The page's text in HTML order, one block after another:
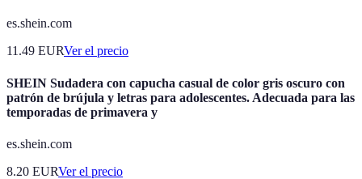
es.shein.com
11.49 EURVer el precio
SHEIN Sudadera con capucha casual de color gris oscuro con
patrón de brújula y letras para adolescentes. Adecuada para las
temporadas de primavera y
es.shein.com
8.20 EURVer el precio